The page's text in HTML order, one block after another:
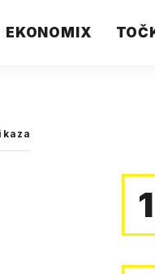
EKONOMIX
1